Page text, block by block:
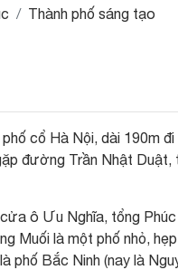
Thành phố sáng tạo
cổ Hà Nội, dài 190m
đường Trần Nhật
ô Ưu Nghĩa, tổng
Muối là một phố nhỏ,
phố Bắc Ninh (nay là